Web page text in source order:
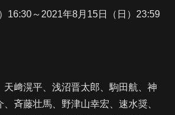
16:30～2021年8月15日（日）23:59
天﨑滉平、浅沼晋太郎、駒田航、神
斉藤壮馬、野津山幸宏、速水奨、